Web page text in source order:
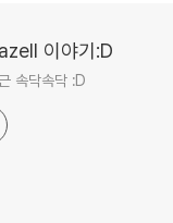
이야기:D
속닥속닥 :D